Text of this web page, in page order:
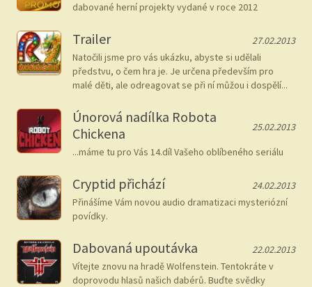
dabované herní projekty vydané v roce 2012
Trailer
27.02.2013
Natočili jsme pro vás ukázku, abyste si udělali
předstvu, o čem hra je. Je určena především pro
malé děti, ale odreagovat se při ní můžou i dospělí...
Únorová nadílka Robota
Chickena
25.02.2013
...máme tu pro Vás 14.díl Vašeho oblíbeného seriálu
Cryptid přichází
24.02.2013
Přinášíme Vám novou audio dramatizaci mysteriózní
povídky.
Dabovaná upoutávka
22.02.2013
Vítejte znovu na hradě Wolfenstein. Tentokráte v
doprovodu hlasů našich dabérů. Buďte svědky